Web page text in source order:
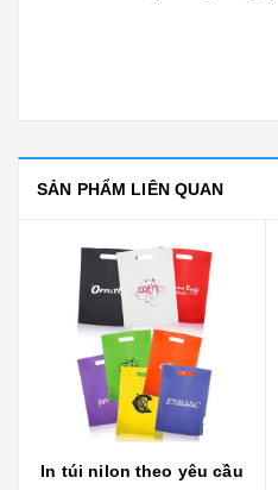
SẢN PHẨM LIÊN QUAN
In túi nilon theo yêu cầu